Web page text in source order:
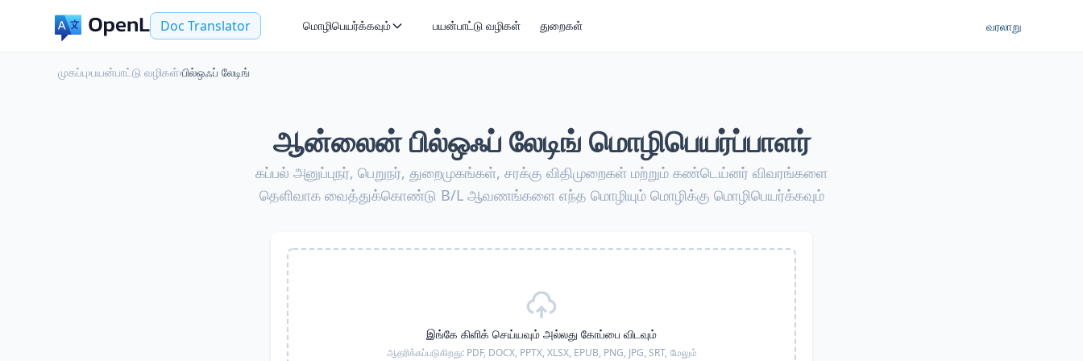
Doc Translator மொழிபெயர்க்கவும் பயன்பாட்டு வழிகள் துறைகள் வரலாறு
முகப்பு›பயன்பாட்டு வழிகள்›பில்ஒஃப் லேடிங்
ஆன்லைன் பில்ஒஃப் லேடிங் மொழிபெயர்ப்பாளர்
கப்பல் அனுப்புநர், பெறுநர், துறைமுகங்கள், சரக்கு விதிமுறைகள் மற்றும் கண்டெய்னர் விவரங்களை
தெளிவாக வைத்துக்கொண்டு B/L ஆவணங்களை எந்த மொழியும் மொழிக்கு மொழிபெயர்க்கவும்
இங்கே கிளிக் செய்யவும் அல்லது கோப்பை விடவும்
ஆதரிக்கப்படுகிறது: PDF, DOCX, PPTX, XLSX, EPUB, PNG, JPG, SRT, மேலும்